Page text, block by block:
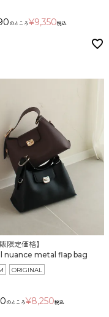
のところ¥9,350税込
限定価格】
nuance metal flap bag
ORIGINAL
のところ¥8,250税込